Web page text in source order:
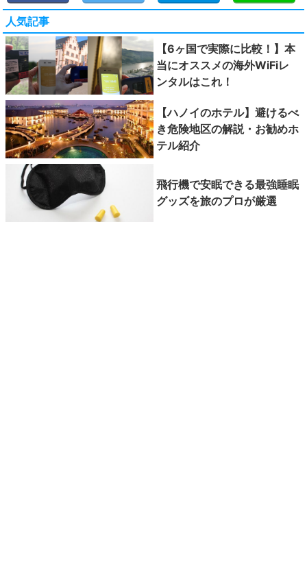
人気記事
【6ヶ国で実際に比較！】本
当にオススメの海外WiFiレ
ンタルはこれ！
【ハノイのホテル】避けるべ
き危険地区の解説・お勧めホ
テル紹介
飛行機で安眠できる最強睡眠
グッズを旅のプロが厳選